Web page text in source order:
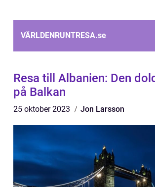
VÄRLDENRUNTRESA.se
Resa till Albanien: Den
på Balkan
25 oktober 2023 Jon Larsson